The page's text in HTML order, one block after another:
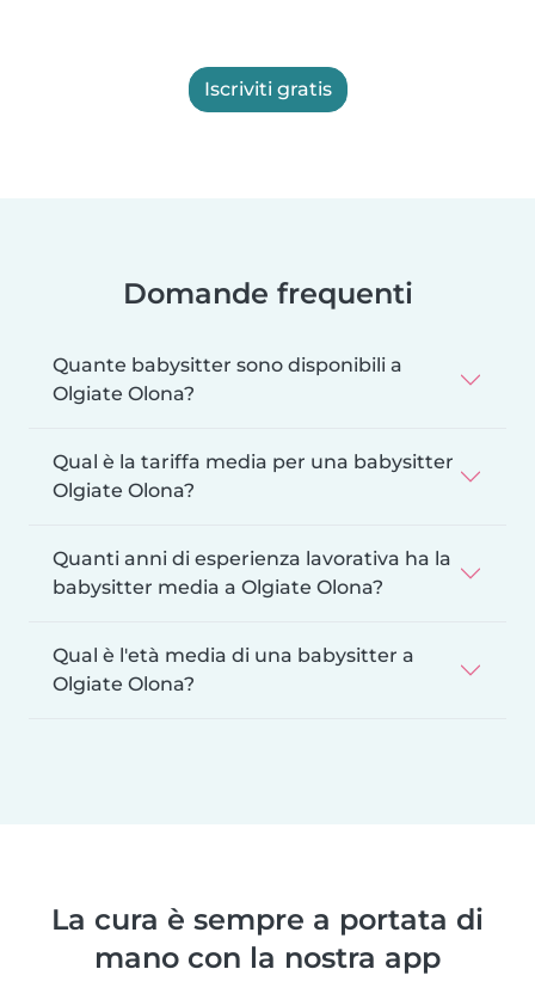
Iscriviti gratis
Domande frequenti
Quante babysitter sono disponibili a
Olgiate Olona?
Qual è la tariffa media per una babysitter
Olgiate Olona?
Quanti anni di esperienza lavorativa ha la
babysitter media a Olgiate Olona?
Qual è l'età media di una babysitter a
Olgiate Olona?
La cura è sempre a portata di
mano con la nostra app